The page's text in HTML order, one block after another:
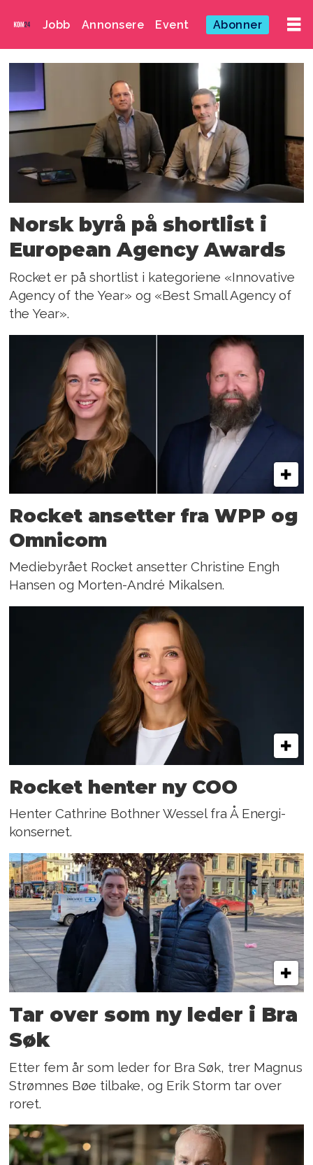
Jobb Annonsere Event Abonner
Emne:
magnus
strømnes
bøe
Norsk byrå på shortlist i
European Agency Awards
Rocket er på shortlist i kategoriene «Innovative
Agency of the Year» og «Best Small Agency of
the Year».
Rocket ansetter fra WPP og
Omnicom
Mediebyrået Rocket ansetter Christine Engh
Hansen og Morten-André Mikalsen.
Rocket henter ny COO
Henter Cathrine Bothner Wessel fra Å Energi-
konsernet.
Tar over som ny leder i Bra
Søk
Etter fem år som leder for Bra Søk, trer Magnus
Strømnes Bøe tilbake, og Erik Storm tar over
roret.